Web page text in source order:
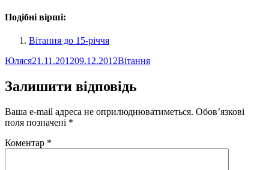
Подібні вірші:
Вітання до 15-річчя
Автор
ЮлясяОприлюднено
21.11.201209.12.2012Категорії
Вітання
Залишити відповідь
Ваша e-mail адреса не оприлюднюватиметься. Обов’язкові
поля позначені *
Коментар *